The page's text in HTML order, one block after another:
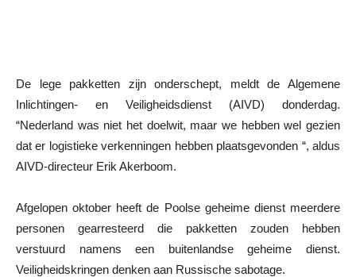
De lege pakketten zijn onderschept, meldt de Algemene
Inlichtingen- en Veiligheidsdienst (AIVD) donderdag.
“Nederland was niet het doelwit, maar we hebben wel gezien
dat er logistieke verkenningen hebben plaatsgevonden “, aldus
AIVD-directeur Erik Akerboom.
Afgelopen oktober heeft de Poolse geheime dienst meerdere
personen gearresteerd die pakketten zouden hebben
verstuurd namens een buitenlandse geheime dienst.
Veiligheidskringen denken aan Russische sabotage.